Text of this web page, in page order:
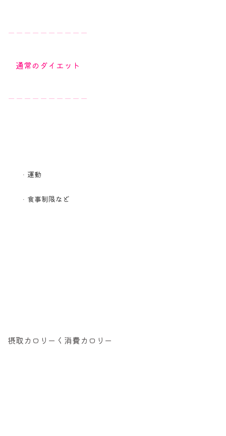
ーーーーーーーーーー
通常のダイエット
ーーーーーーーーーー
運動
食事制限など
摂取カロリーく消費カロリー